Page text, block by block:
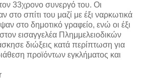
33χρονο συνεργό του. Οι
στο σπίτι του μαζί με έξι ναρκωτικά
στο δημοτικό γραφείο, ενώ οι έξι
εισαγγελέα Πλημμελειοδικών
διώξεις κατά περίπτωση για
προϊόντων εγκλήματος και